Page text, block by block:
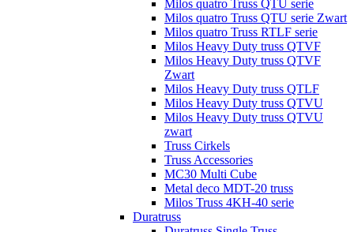
Milos quatro Truss QTU serie
Milos quatro Truss QTU serie Zwart
Milos quatro Truss RTLF serie
Milos Heavy Duty truss QTVF
Milos Heavy Duty truss QTVF
Zwart
Milos Heavy Duty truss QTLF
Milos Heavy Duty truss QTVU
Milos Heavy Duty truss QTVU
zwart
Truss Cirkels
Truss Accessories
MC30 Multi Cube
Metal deco MDT-20 truss
Milos Truss 4KH-40 serie
Duratruss